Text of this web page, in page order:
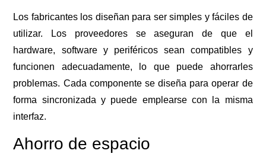
Los fabricantes los diseñan para ser simples y fáciles de
utilizar. Los proveedores se aseguran de que el
hardware, software y periféricos sean compatibles y
funcionen adecuadamente, lo que puede ahorrarles
problemas. Cada componente se diseña para operar de
forma sincronizada y puede emplearse con la misma
interfaz.
Ahorro de espacio